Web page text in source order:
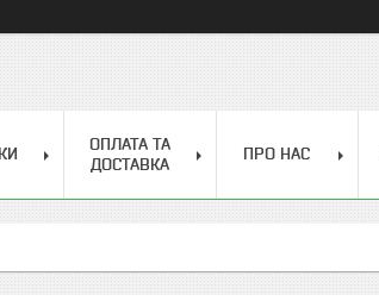
ОПЛАТА ТА
ДОСТАВКА
ПРО НАС